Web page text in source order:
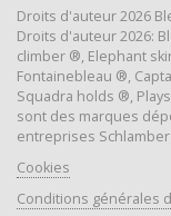
Droits d'auteur 2026
Droits d'auteur 2026:
climber ®, Elephant
Fontainebleau ®,
Squadra holds ®,
sont des marques
entreprises
Cookies
Conditions générales